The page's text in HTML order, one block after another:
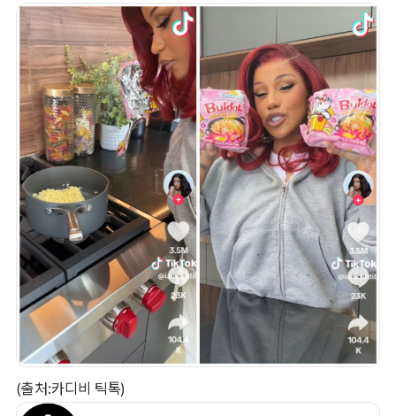
(출처:카디비 틱톡)